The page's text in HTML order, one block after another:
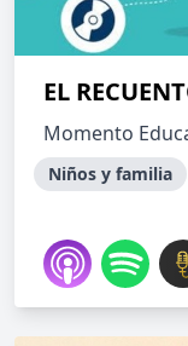
EL
Momento
Niños y familia